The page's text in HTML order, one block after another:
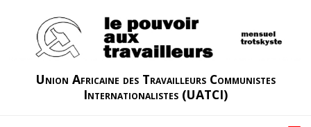
Union Africaine des Travailleurs Communistes
Internationalistes (UATCI)